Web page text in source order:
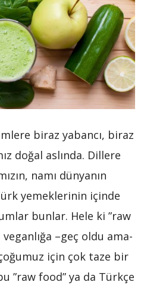
biraz yabancı, biraz
doğal aslında. Dillere
namı dünyanın
yemeklerinin içinde
bunlar. Hele ki ”raw
–geç oldu ama-
için çok taze bir
”raw food” ya da Türkçe